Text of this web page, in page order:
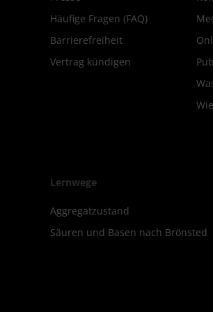
Häufige Fragen (FAQ)
Barrierefreiheit
Vertrag kündigen
Lernwege
Aggregatzustand
Säuren und Basen nach Brönsted